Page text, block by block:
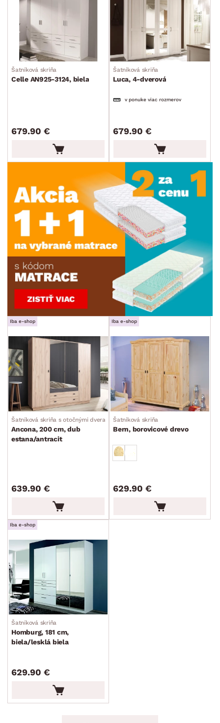
Šatníková skriňa
Celle AN925-3124, biela
679.90 €
Šatníková skriňa
Luca, 4-dverová
v ponuke viac rozmerov
679.90 €
Iba e-shop
Šatníková skriňa s otočnými dverami
Ancona, 200 cm, dub
estana/antracit
639.90 €
Iba e-shop
Šatníková skriňa
Bern, borovicové drevo
629.90 €
Iba e-shop
Šatníková skriňa
Homburg, 181 cm,
biela/lesklá biela
629.90 €